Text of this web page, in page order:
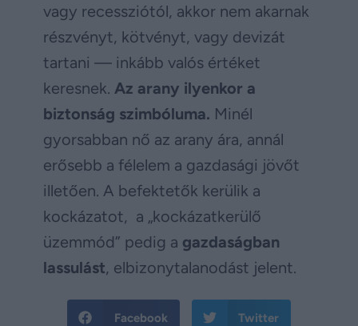
vagy recessziótól, akkor nem akarnak
részvényt, kötvényt, vagy devizát
tartani — inkább valós értéket
keresnek. Az arany ilyenkor a
biztonság szimbóluma. Minél
gyorsabban nő az arany ára, annál
erősebb a félelem a gazdasági jövőt
illetően. A befektetők kerülik a
kockázatot, a „kockázatkerülő
üzemmód” pedig a gazdaságban
lassulást, elbizonytalanodást jelent.
Facebook Twitter